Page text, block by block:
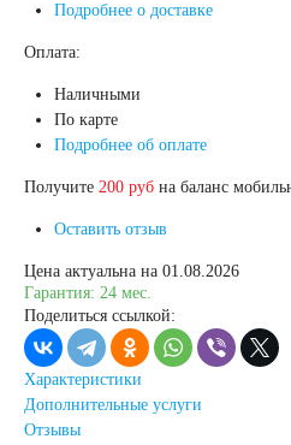
Подробнее о доставке
Оплата:
Наличными
По карте
Подробнее об оплате
Получите 200 руб на баланс
Оставить отзыв
Цена актуальна на 01.08.2026
Гарантия: 24 мес.
Поделиться ссылкой:
Характеристики
Дополнительные услуги
Отзывы